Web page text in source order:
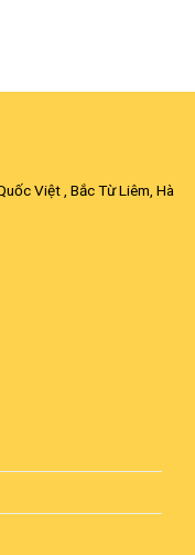
Việt , Bắc Từ Liêm, Hà